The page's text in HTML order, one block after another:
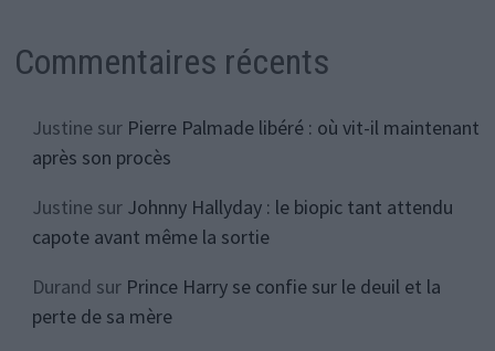
Commentaires récents
Justinesur Pierre Palmade libéré : où vit-il maintenant
après son procès
Justinesur Johnny Hallyday : le biopic tant attendu
capote avant même la sortie
Durand sur Prince Harry se confie sur le deuil et la
perte de sa mère